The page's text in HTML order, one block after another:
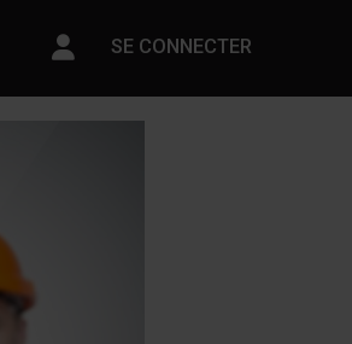
Paramètres du compte
SE CONNECTER